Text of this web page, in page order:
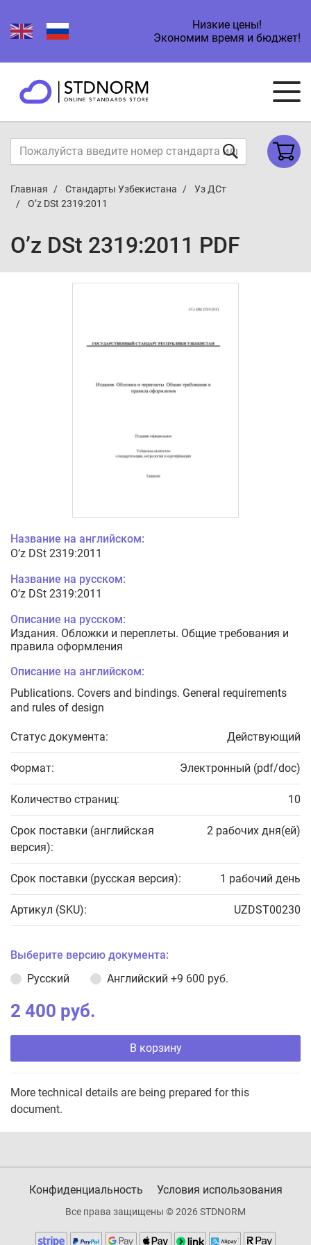
Низкие цены!
Экономим время и бюджет!
Главная Стандарты Узбекистана
Уз ДСт
O’z DSt 2319:2011
O’z DSt 2319:2011 PDF
Название на английском:
O’z DSt 2319:2011
Название на русском:
O’z DSt 2319:2011
Описание на русском:
Издания. Обложки и переплеты. Общие требования и
правила оформления
Описание на английском:
Publications. Covers and bindings. General requirements
and rules of design
Статус документа: Действующий
Формат: Электронный (pdf/doc)
Количество страниц: 10
Срок поставки (английская
версия):
2 рабочих дня(ей)
Срок поставки (русская версия): 1 рабочий день
Артикул (SKU): UZDST00230
Выберите версию документа:
Русский
Английский +9 600 руб.
2 400 руб.
В корзину
More technical details are being prepared for this
document.
Конфиденциальность Условия использования
Все права защищены © 2026 STDNORM